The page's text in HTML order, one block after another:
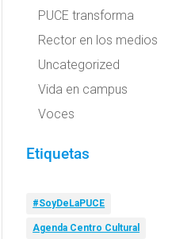
PUCE transforma
Rector en los medios
Uncategorized
Vida en campus
Voces
Etiquetas
#SoyDeLaPUCE
Agenda Centro Cultural